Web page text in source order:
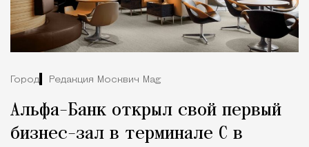
Город Редакция Москвич Mag
Альфа-Банк открыл свой первый
бизнес-зал в терминале С в